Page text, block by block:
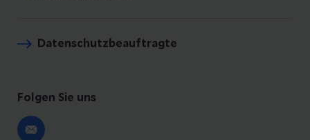
Datenschutzbeauftragte
Folgen Sie uns